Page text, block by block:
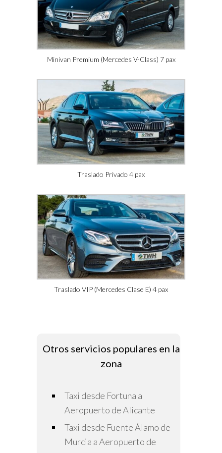
Minivan Premium (Mercedes V-Class) 7 pax
Traslado Privado 4 pax
Traslado VIP (Mercedes Clase E) 4 pax
Otros servicios populares en la
zona
Taxi desde Fortuna a
Aeropuerto de Alicante
Taxi desde Fuente Álamo de
Murcia a Aeropuerto de